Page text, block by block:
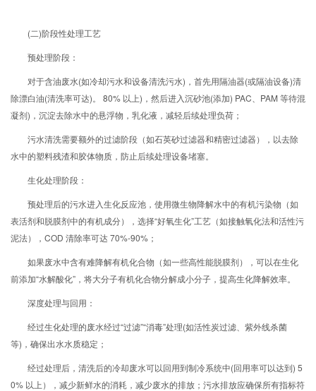
(二)阶段性处理工艺
预处理阶段：
对于含油废水(如冷却污水和设备清洗污水)，首先用隔油器(或隔油设备)清
除漂白油(清洗率可达)。 80% 以上)，然后进入沉砂池(添加) PAC、PAM 等待混
凝剂)，沉淀去除水中的悬浮物，乳化液，减轻后续处理负荷；
污水清洗需要额外的过滤阶段（如石英砂过滤器和精密过滤器），以去除
水中的塑料残渣和胶体物质，防止后续处理设备堵塞。
生化处理阶段：
预处理后的污水进入生化反应池，使用微生物降解水中的有机污染物（如
表活剂和脱膜剂中的有机成分），选择“好氧生化”工艺（如接触氧化法和活性污
泥法），COD 清除率可达 70%-90%；
如果废水中含有难降解有机化合物（如一些高性能脱膜剂），可以在生化
前添加“水解酸化”，将大分子有机化合物分解成小分子，提高生化降解效率。
深度处理与回用：
经过生化处理的废水经过“过滤”“消毒”处理(如活性炭过滤、紫外线杀菌
等)，确保出水水质稳定；
经过处理后，清洗后的冷却废水可以回用到制冷系统中(回用率可以达到) 5
0% 以上），减少新鲜水的消耗，减少废水的排放；污水排放应确保所有指标符